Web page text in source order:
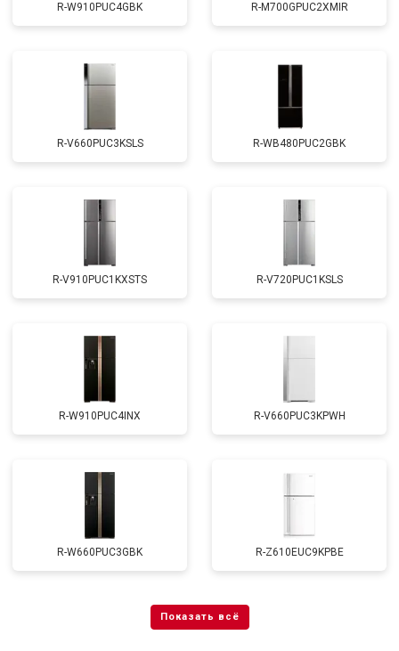
R-W910PUC4GBK R-M700GPUC2XMIR
R-V660PUC3KSLS R-WB480PUC2GBK
R-V910PUC1KXSTS R-V720PUC1KSLS
R-W910PUC4INX R-V660PUC3KPWH
R-W660PUC3GBK R-Z610EUC9KPBE